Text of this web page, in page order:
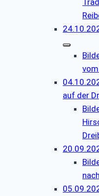
auf der